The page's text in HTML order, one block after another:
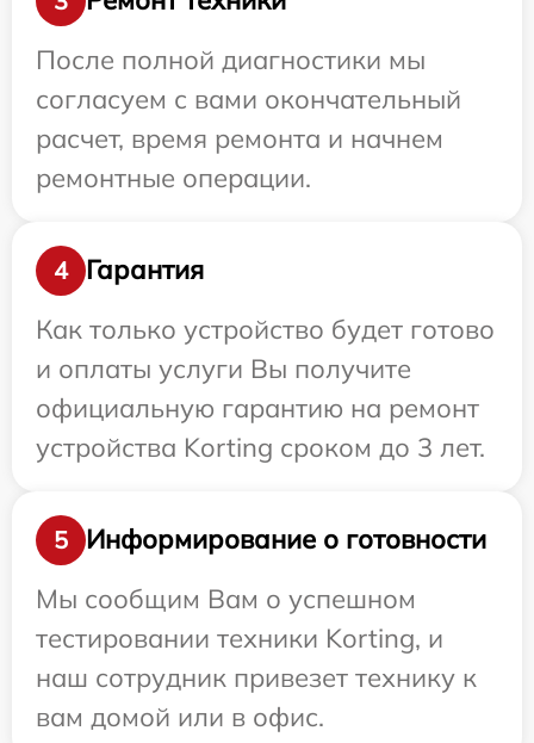
После полной диагностики мы
согласуем с вами окончательный
расчет, время ремонта и начнем
ремонтные операции.
4
Гарантия
Как только устройство будет готово
и оплаты услуги Вы получите
официальную гарантию на ремонт
устройства Korting сроком до 3 лет.
5
Информирование о готовности
Мы сообщим Вам о успешном
тестировании техники Korting, и
наш сотрудник привезет технику к
вам домой или в офис.